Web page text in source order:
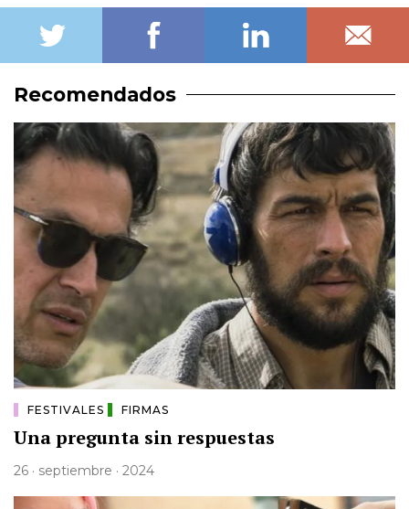
Recomendados
FESTIVALES FIRMAS
Una pregunta sin respuestas
26 · septiembre · 2024